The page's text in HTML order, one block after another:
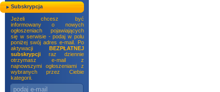
Subskrypcja
Jeżeli chcesz być
informowany o nowych
ogłoszeniach pojawiających
się w serwisie - podaj w polu
poniżej swój adres e-mail. Po
aktywacji BEZPŁATNEJ
subskrypcji raz dziennie
otrzymasz e-mail z
najnowszymi ogłoszeniami z
wybranych przez Ciebie
kategorii.